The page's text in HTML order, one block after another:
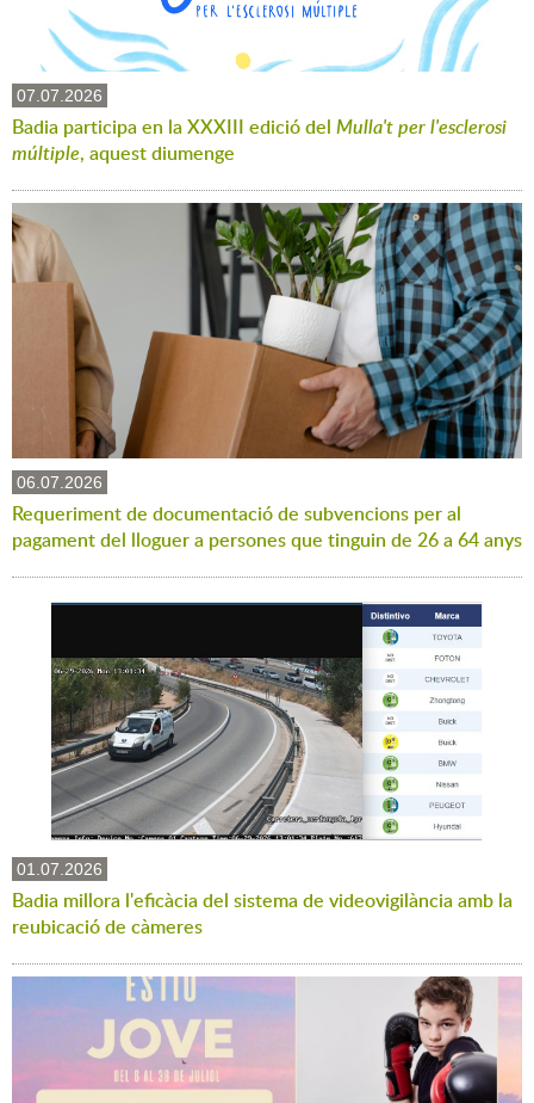
07.07.2026
Badia participa en la XXXIII edició del Mulla't per l'esclerosi
múltiple, aquest diumenge
06.07.2026
Requeriment de documentació de subvencions per al
pagament del lloguer a persones que tinguin de 26 a 64 anys
01.07.2026
Badia millora l'eficàcia del sistema de videovigilància amb la
reubicació de càmeres